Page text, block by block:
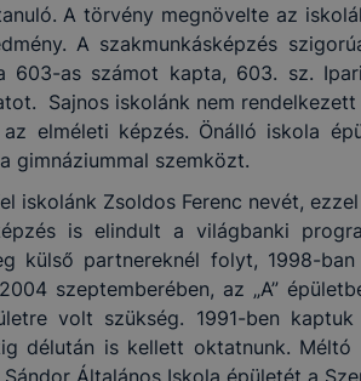
A törvény megnövelte az
A szakmunkásképzés
as számot kapta, 603. sz.
Sajnos iskolánk nem
elméleti képzés. Önálló iskola
gimnáziummal szemközt.
iskolánk Zsoldos Ferenc nevét,
is elindult a világbanki
külső partnereknél folyt, 1998-
szeptemberében, az „A”
volt szükség. 1991-ben
délután is kellett oktatnunk.
Általános Iskola épületét a